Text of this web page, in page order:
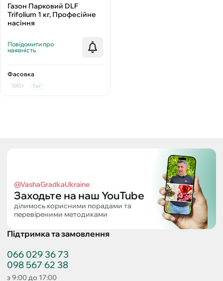
Газон Парковий DLF
Trifolium 1 кг, Професійне
насіння
Повідомити про
наявність
Фасовка
100 г 1 кг
@VashaGradkaUkraine
Заходьте на наш YouTube
ділимось корисними порадами та
перевіреними методиками
Підтримка та замовлення
066 029 36 73
098 567 62 38
з 9:00 до 17:00